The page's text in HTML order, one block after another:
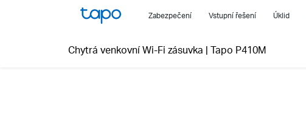
Zabezpečení Vstupní řešení Úklid
Chytrá venkovní Wi-Fi zásuvka | Tapo P410M